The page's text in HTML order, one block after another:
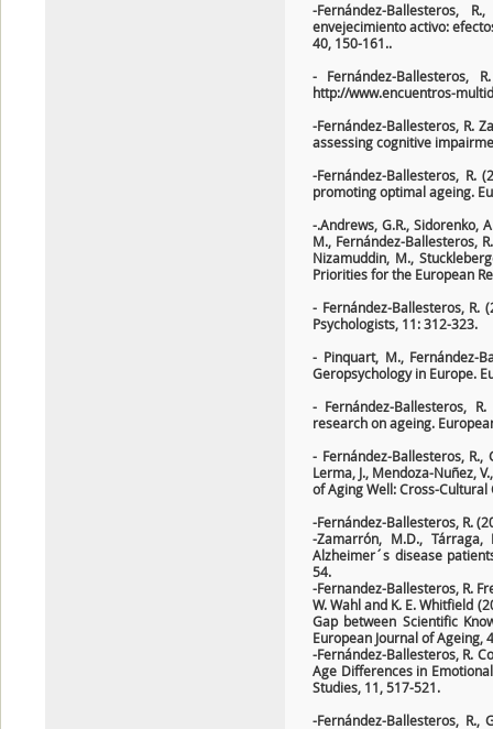
-Fernández-Ballesteros,
envejecimiento activo:
40, 150-161..
- Fernández-Ballesteros,
http://www.encuentros-
-Fernández-Ballesteros, R.
assessing cognitive
-Fernández-Ballesteros, R.
promoting optimal ageing.
-.Andrews, G.R., Sidorenko,
M., Fernández-Ballesteros,
Nizamuddin, M.,
Priorities for the European
- Fernández-Ballesteros, R.
Psychologists, 11: 312-323.
- Pinquart, M., Fernández-
Geropsychology in Europe.
- Fernández-Ballesteros,
research on ageing.
- Fernández-Ballesteros, R.,
Lerma, J., Mendoza-Nuñez,
of Aging Well: Cross-
-Fernández-Ballesteros, R.
-Zamarrón, M.D.,
Alzheimer´s disease
54.
-Fernandez-Ballesteros, R.
W. Wahl and K. E. Whitfield
Gap between Scientific
European Journal of Ageing,
-Fernández-Ballesteros, R.
Age Differences in
Studies, 11, 517-521.
-Fernández-Ballesteros, R.,